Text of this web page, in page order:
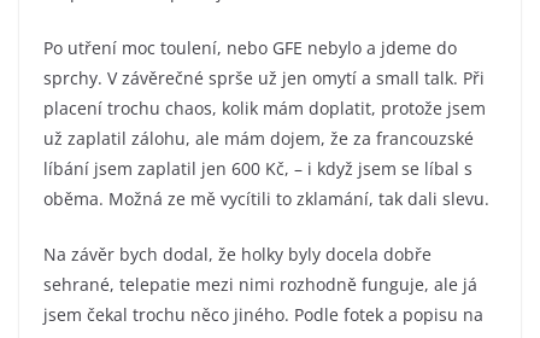
Po utření moc toulení, nebo GFE nebylo a jdeme do
sprchy. V závěrečné sprše už jen omytí a small talk. Při
placení trochu chaos, kolik mám doplatit, protože jsem
už zaplatil zálohu, ale mám dojem, že za francouzské
líbání jsem zaplatil jen 600 Kč, – i když jsem se líbal s
oběma. Možná ze mě vycítili to zklamání, tak dali slevu.
Na závěr bych dodal, že holky byly docela dobře
sehrané, telepatie mezi nimi rozhodně funguje, ale já
jsem čekal trochu něco jiného. Podle fotek a popisu na